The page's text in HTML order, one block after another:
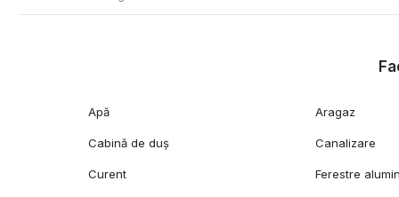
Apă Aragaz
Cabină de duș Canalizare
Curent Ferestre